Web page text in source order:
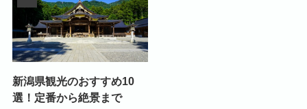
新潟県観光のおすすめ10
選！定番から絶景まで